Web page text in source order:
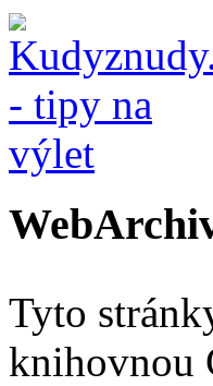
Tyto
knihovnou